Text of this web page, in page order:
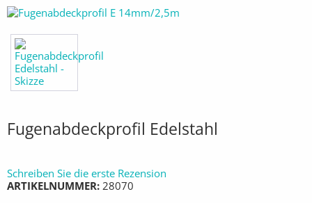
Fugenabdeckprofil Edelstahl
Schreiben Sie die erste Rezension
ARTIKELNUMMER 28070